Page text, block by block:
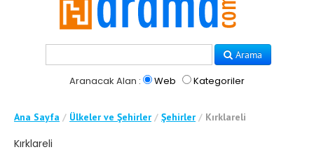
Arama
Aranacak Alan : Web Kategoriler
Ana Sayfa / Ülkeler ve Şehirler / Şehirler / Kırklareli
Kırklareli